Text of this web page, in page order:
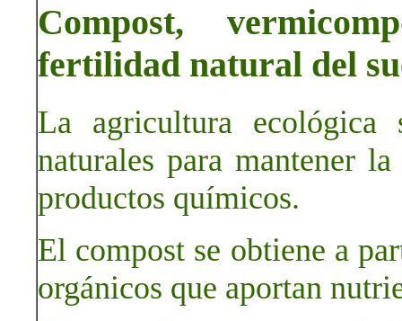
Compost,
fertilidad natural del
La agricultura
naturales para mantener
productos químicos.
El compost se obtiene a
orgánicos que aportan